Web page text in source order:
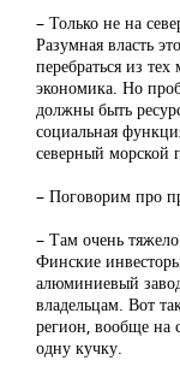
– Только не на
Разумная власть
перебраться из
экономика. Но
должны быть
социальная
северный морской
– Поговорим про
– Там очень
Финские
алюминиевый
владельцам. Вот
регион, вообще на
одну кучку.